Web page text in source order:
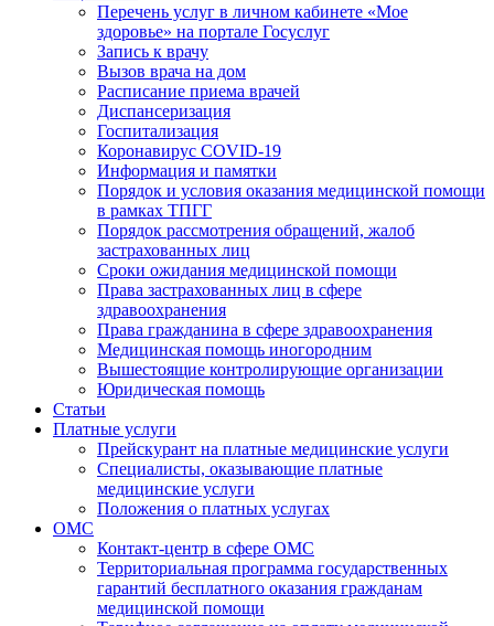
Перечень услуг в личном кабинете «Мое
здоровье» на портале Госуслуг
Запись к врачу
Вызов врача на дом
Расписание приема врачей
Диспансеризация
Госпитализация
Коронавирус COVID-19
Информация и памятки
Порядок и условия оказания медицинской помощи
в рамках ТПГГ
Порядок рассмотрения обращений, жалоб
застрахованных лиц
Сроки ожидания медицинской помощи
Права застрахованных лиц в сфере
здравоохранения
Права гражданина в сфере здравоохранения
Медицинская помощь иногородним
Вышестоящие контролирующие организации
Юридическая помощь
Статьи
Платные услуги
Прейскурант на платные медицинские услуги
Специалисты, оказывающие платные
медицинские услуги
Положения о платных услугах
ОМС
Контакт-центр в сфере ОМС
Территориальная программа государственных
гарантий бесплатного оказания гражданам
медицинской помощи